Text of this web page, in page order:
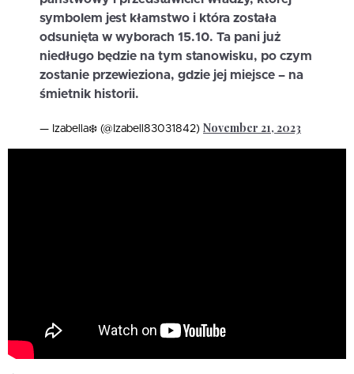
symbolem jest kłamstwo i która została
odsunięta w wyborach 15.10. Ta pani już
niedługo będzie na tym stanowisku, po czym
zostanie przewieziona, gdzie jej miejsce – na
śmietnik historii.
— Izabella❄️ (@Izabell83031842) November 21, 2023